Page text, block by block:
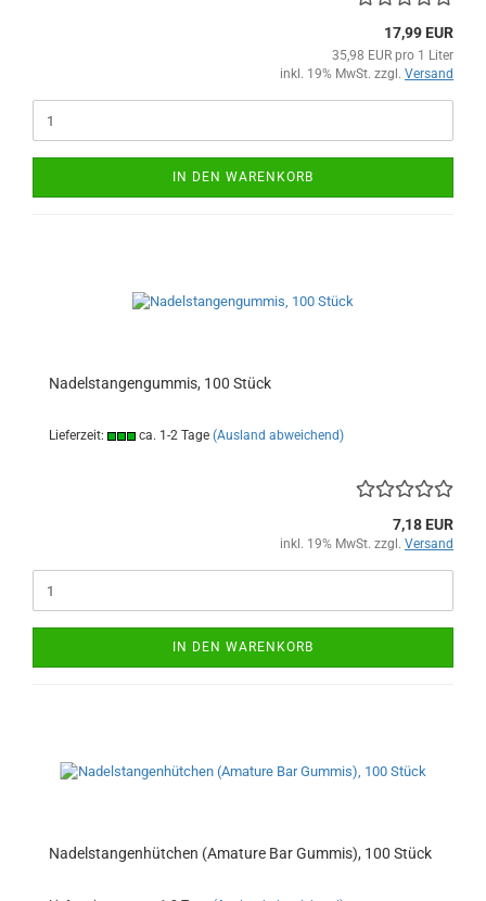
17,99 EUR
35,98 EUR pro 1 Liter
inkl. 19% MwSt. zzgl. Versand
IN DEN WARENKORB
Nadelstangengummis, 100 Stück
Lieferzeit: ca. 1-2 Tage (Ausland abweichend)
7,18 EUR
inkl. 19% MwSt. zzgl. Versand
IN DEN WARENKORB
Nadelstangenhütchen (Amature Bar Gummis), 100 Stück